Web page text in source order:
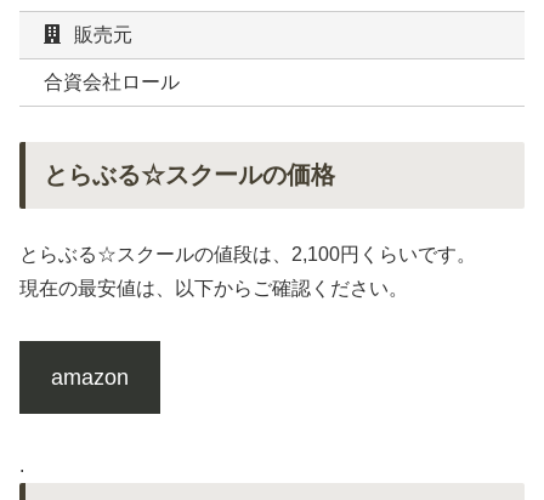
販売元
合資会社ロール
とらぶる☆スクールの価格
とらぶる☆スクールの値段は、2,100円くらいです。
現在の最安値は、以下からご確認ください。
amazon
.